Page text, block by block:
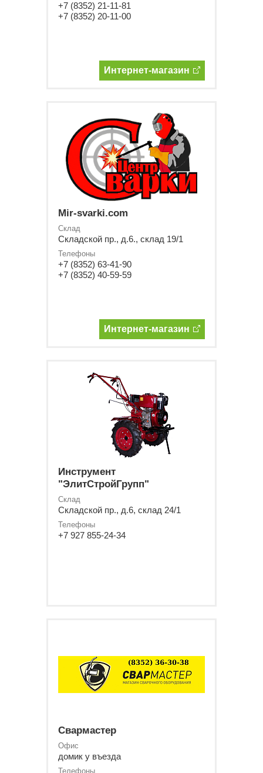
+7 (8352) 21-11-81
+7 (8352) 20-11-00
Интернет-магазин
Mir-svarki.com
Склад
Складской пр., д.6., склад 19/1
Телефоны
+7 (8352) 63-41-90
+7 (8352) 40-59-59
Интернет-магазин
Инструмент
"ЭлитСтройГрупп"
Склад
Складской пр., д.6, склад 24/1
Телефоны
+7 927 855-24-34
Свармастер
Офис
домик у въезда
Телефоны